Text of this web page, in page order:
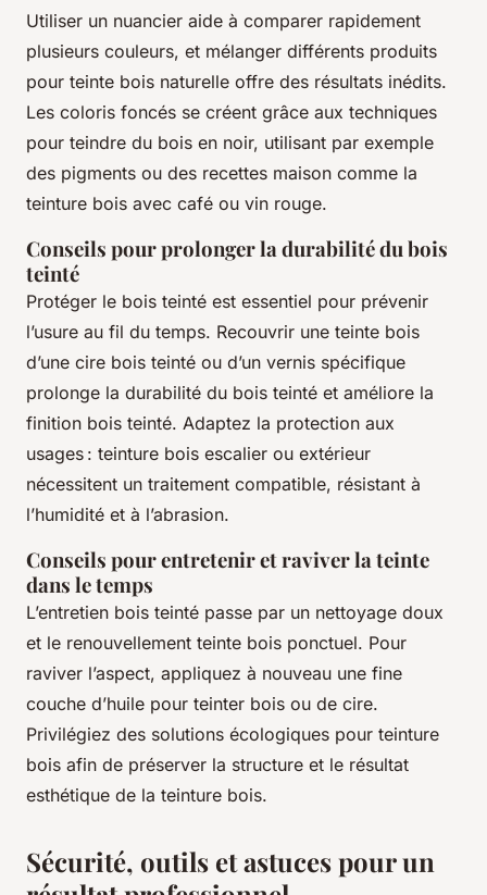
Utiliser un nuancier aide à comparer rapidement
plusieurs couleurs, et mélanger différents produits
pour teinte bois naturelle offre des résultats inédits.
Les coloris foncés se créent grâce aux techniques
pour teindre du bois en noir, utilisant par exemple
des pigments ou des recettes maison comme la
teinture bois avec café ou vin rouge.
Conseils pour prolonger la durabilité du bois
teinté
Protéger le bois teinté est essentiel pour prévenir
l’usure au fil du temps. Recouvrir une teinte bois
d’une cire bois teinté ou d’un vernis spécifique
prolonge la durabilité du bois teinté et améliore la
finition bois teinté. Adaptez la protection aux
usages : teinture bois escalier ou extérieur
nécessitent un traitement compatible, résistant à
l’humidité et à l’abrasion.
Conseils pour entretenir et raviver la teinte
dans le temps
L’entretien bois teinté passe par un nettoyage doux
et le renouvellement teinte bois ponctuel. Pour
raviver l’aspect, appliquez à nouveau une fine
couche d’huile pour teinter bois ou de cire.
Privilégiez des solutions écologiques pour teinture
bois afin de préserver la structure et le résultat
esthétique de la teinture bois.
Sécurité, outils et astuces pour un